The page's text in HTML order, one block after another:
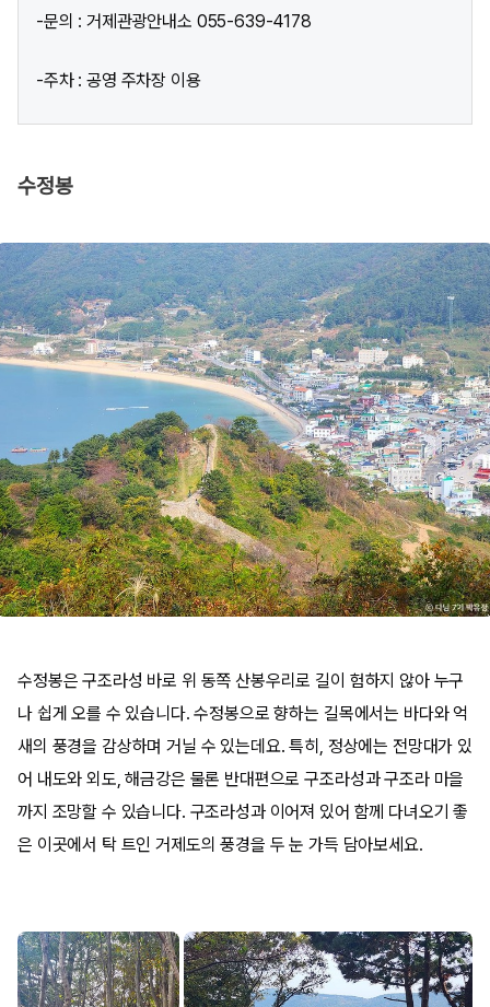
-문의 : 거제관광안내소 055-639-4178
-주차 : 공영 주차장 이용
수정봉​
수정봉은 구조라성 바로 위 동쪽 산봉우리로 길이 험하지 않아 누구
나 쉽게 오를 수 있습니다. 수정봉으로 향하는 길목에서는 바다와 억
새의 풍경을 감상하며 거닐 수 있는데요. 특히, 정상에는 전망대가 있
어 내도와 외도, 해금강은 물론 반대편으로 구조라성과 구조라 마을
까지 조망할 수 있습니다. 구조라성과 이어져 있어 함께 다녀오기 좋
은 이곳에서 탁 트인 거제도의 풍경을 두 눈 가득 담아보세요.